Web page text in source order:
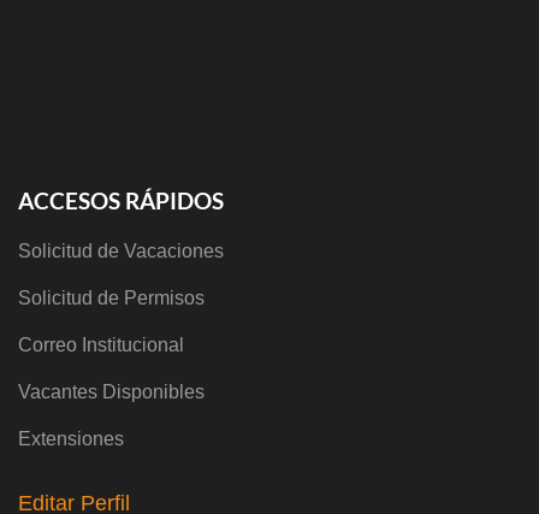
ACCESOS RÁPIDOS
Solicitud de Vacaciones
Solicitud de Permisos
Correo Institucional
Vacantes Disponibles
Extensiones
Editar Perfil